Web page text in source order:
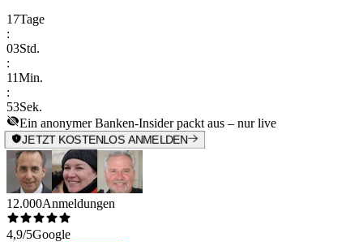
17Tage
:
03Std.
:
11Min.
:
53Sek.
Ein anonymer Banken-Insider packt aus – nur live
JETZT KOSTENLOS ANMELDEN
12.000Anmeldungen
4,9/5Google